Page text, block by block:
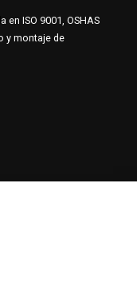
ISO 9001, OSHAS
y montaje de